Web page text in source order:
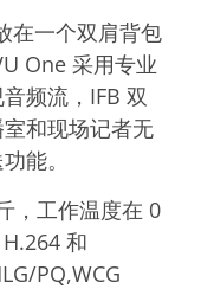
在一个双肩背包
One 采用专业
频流，IFB 双
和现场记者无
能。
，工作温度在 0
和
PQ,WCG